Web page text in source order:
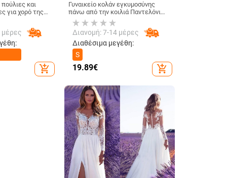
και
για χορό της
σκηνής,
χορού για πάρτι
μέρες
add_shopping_cart
Γυναικείο κολάν εγκυμοσύνης
πάνω από την κοιλιά Παντελόνι
γιόγκα εγκυμοσύνης Active Wear
Κολάν προπόνησης
Διανομή: 7-14 μέρες
Διαθέσιμα μεγέθη:
S
19.89€ add_shopping_cart